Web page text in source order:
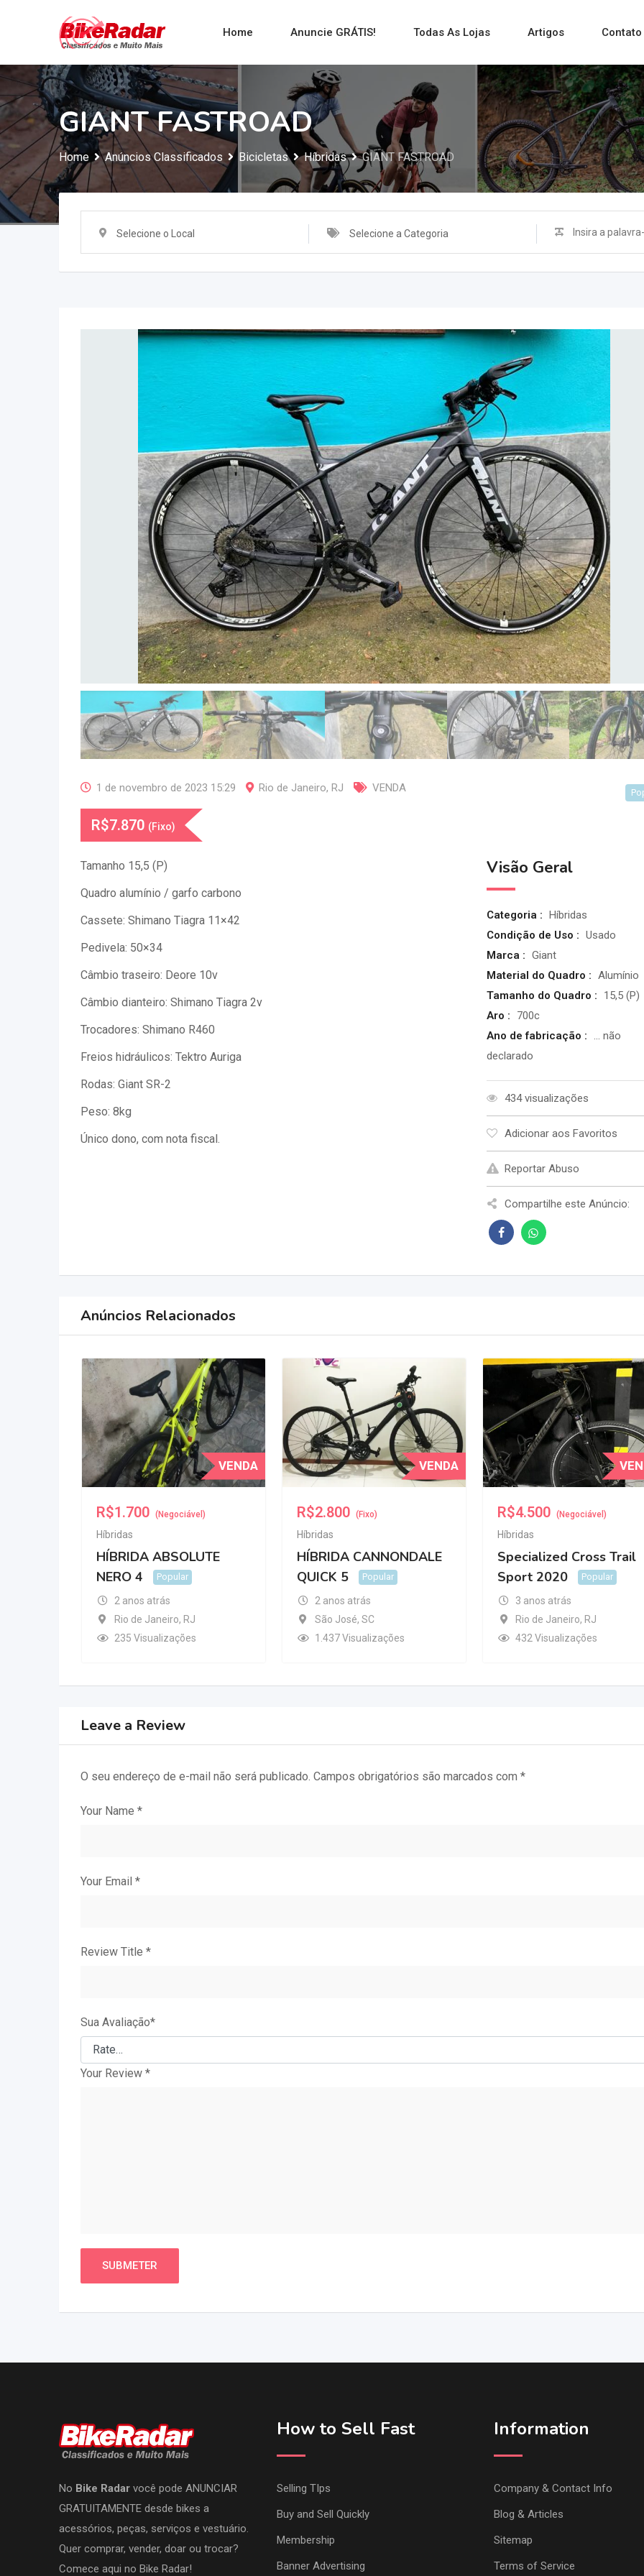
Home Anuncie GRÁTIS! Todas As Lojas Artigos Contato
GIANT FASTROAD
Home Anúncios Classificados Bicicletas Híbridas GIANT FASTROAD
Selecione o Local Selecione a Categoria
1 de novembro de 2023 15:29 Rio de Janeiro, RJ VENDA
R$7.870 (Fixo)
Tamanho 15,5 (P)
Quadro alumínio / garfo carbono
Cassete: Shimano Tiagra 11×42
Pedivela: 50×34
Câmbio traseiro: Deore 10v
Câmbio dianteiro: Shimano Tiagra 2v
Trocadores: Shimano R460
Freios hidráulicos: Tektro Auriga
Rodas: Giant SR-2
Peso: 8kg
Único dono, com nota fiscal.
Visão Geral
Categoria : Híbridas
Condição de Uso : Usado
Marca : Giant
Material do Quadro : Alumínio
Tamanho do Quadro :
15,5 (P)
Aro :
700c
Ano de fabricação :
... não
declarado
434 visualizações
Adicionar aos Favoritos
Reportar Abuso
Compartilhe este Anúncio:
Anúncios Relacionados
VENDA
R$1.700 (Negociável)
Híbridas
HÍBRIDA ABSOLUTE
NERO 4
Popular
2 anos atrás
Rio de Janeiro, RJ
235 Visualizações
VENDA
R$2.800 (Fixo)
Híbridas
HÍBRIDA CANNONDALE
QUICK 5
Popular
2 anos atrás
São José, SC
1.437 Visualizações
R$4.500 (Negociável)
Híbridas
Specialized Cross Trail
Sport 2020
Popular
3 anos atrás
Rio de Janeiro, RJ
432 Visualizações
Leave a Review
O seu endereço de e-mail não será publicado. Campos obrigatórios são marcados com *
Your Name *
Your Email *
Review Title *
Sua Avaliação*
Your Review *
No Bike Radar você pode ANUNCIAR
GRATUITAMENTE desde bikes a
acessórios, peças, serviços e vestuário.
Quer comprar, vender, doar ou trocar?
Comece aqui no Bike Radar!
How to Sell Fast
Selling TIps
Buy and Sell Quickly
Membership
Banner Advertising
Information
Company & Contact Info
Blog & Articles
Sitemap
Terms of Service